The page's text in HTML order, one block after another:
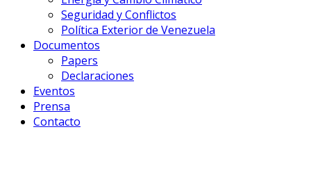
Seguridad y Conflictos
Política Exterior de Venezuela
Documentos
Papers
Declaraciones
Eventos
Prensa
Contacto